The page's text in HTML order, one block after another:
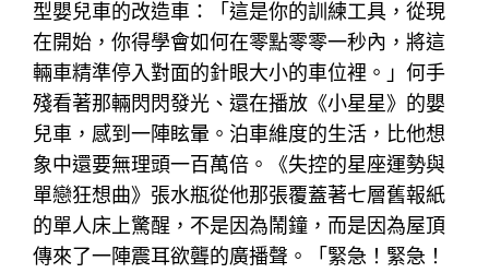
型嬰兒車的改造車：「這是你的訓練工具，從現
在開始，你得學會如何在零點零零一秒內，將這
輛車精準停入對面的針眼大小的車位裡。」何手
殘看著那輛閃閃發光、還在播放《小星星》的嬰
兒車，感到一陣眩暈。泊車維度的生活，比他想
象中還要無理頭一百萬倍。《失控的星座運勢與
單戀狂想曲》張水瓶從他那張覆蓋著七層舊報紙
的單人床上驚醒，不是因為鬧鐘，而是因為屋頂
傳來了一陣震耳欲聾的廣播聲。「緊急！緊急！